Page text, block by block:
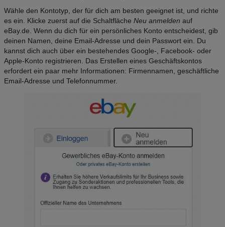
Wähle den Kontotyp, der für dich am besten geeignet ist, und richte
es ein. Klicke zuerst auf die Schaltfläche Neu anmelden auf
eBay.de. Wenn du dich für ein persönliches Konto entscheidest, gib
deinen Namen, deine Email-Adresse und dein Passwort ein. Du
kannst dich auch über ein bestehendes Google-, Facebook- oder
Apple-Konto registrieren. Das Erstellen eines Geschäftskontos
erfordert ein paar mehr Informationen: Firmennamen, geschäftliche
Email-Adresse und Telefonnummer.